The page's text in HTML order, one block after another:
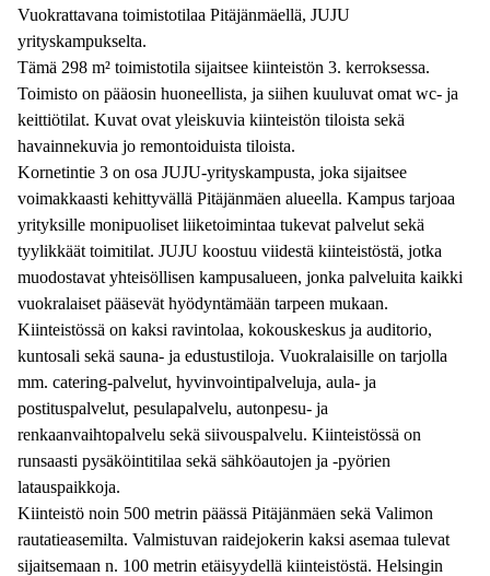
Vuokrattavana toimistotilaa Pitäjänmäellä, JUJU
yrityskampukselta.
Tämä 298 m² toimistotila sijaitsee kiinteistön 3. kerroksessa.
Toimisto on pääosin huoneellista, ja siihen kuuluvat omat wc- ja
keittiötilat. Kuvat ovat yleiskuvia kiinteistön tiloista sekä
havainnekuvia jo remontoiduista tiloista.
Kornetintie 3 on osa JUJU-yrityskampusta, joka sijaitsee
voimakkaasti kehittyvällä Pitäjänmäen alueella. Kampus tarjoaa
yrityksille monipuoliset liiketoimintaa tukevat palvelut sekä
tyylikkäät toimitilat. JUJU koostuu viidestä kiinteistöstä, jotka
muodostavat yhteisöllisen kampusalueen, jonka palveluita kaikki
vuokralaiset pääsevät hyödyntämään tarpeen mukaan.
Kiinteistössä on kaksi ravintolaa, kokouskeskus ja auditorio,
kuntosali sekä sauna- ja edustustiloja. Vuokralaisille on tarjolla
mm. catering-palvelut, hyvinvointipalveluja, aula- ja
postituspalvelut, pesulapalvelu, autonpesu- ja
renkaanvaihtopalvelu sekä siivouspalvelu. Kiinteistössä on
runsaasti pysäköintitilaa sekä sähköautojen ja -pyörien
latauspaikkoja.
Kiinteistö noin 500 metrin päässä Pitäjänmäen sekä Valimon
rautatieasemilta. Valmistuvan raidejokerin kaksi asemaa tulevat
sijaitsemaan n. 100 metrin etäisyydellä kiinteistöstä. Helsingin